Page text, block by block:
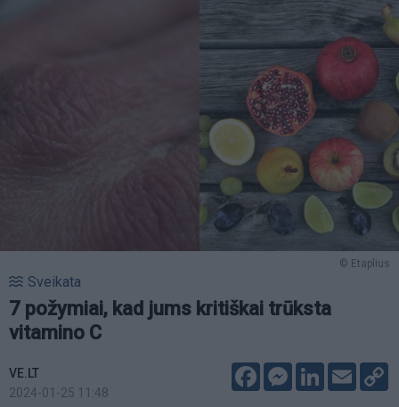
© Etaplius
Sveikata
7 požymiai, kad jums kritiškai trūksta
vitamino C
VE.LT
2024-01-25 11:48
FacebookMessenger
LinkedIn
Email